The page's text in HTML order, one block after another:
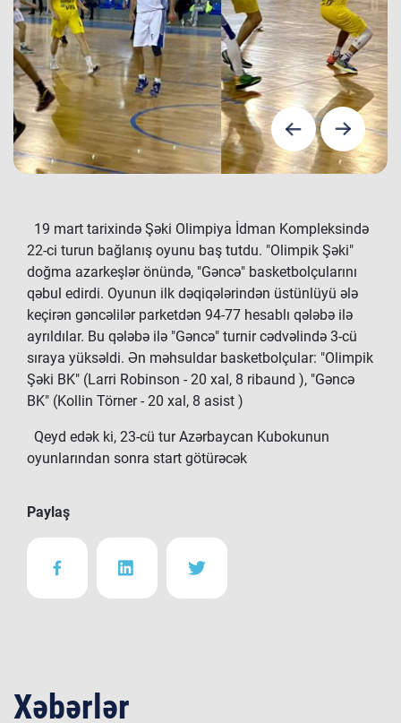
19 mart tarixində Şəki Olimpiya İdman Kompleksində
22-ci turun bağlanış oyunu baş tutdu. "Olimpik Şəki"
doğma azarkeşlər önündə, "Gəncə" basketbolçularını
qəbul edirdi. Oyunun ilk dəqiqələrindən üstünlüyü ələ
keçirən gəncəlilər parketdən 94-77 hesablı qələbə ilə
ayrıldılar. Bu qələbə ilə "Gəncə" turnir cədvəlində 3-cü
sıraya yüksəldi. Ən məhsuldar basketbolçular: "Olimpik
Şəki BK" (Larri Robinson - 20 xal, 8 ribaund ), "Gəncə
BK" (Kollin Törner - 20 xal, 8 asist )
Qeyd edək ki, 23-cü tur Azərbaycan Kubokunun
oyunlarından sonra start götürəcək
Paylaş
Xəbərlər